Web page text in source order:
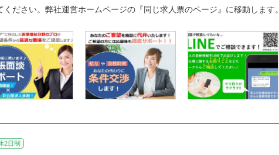
ださい。弊社運営ホームページの『同じ求人票のページ』に移動します。
2日制